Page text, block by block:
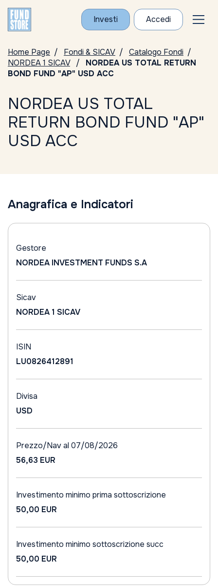
Investi Accedi
Home Page Fondi & SICAV
Catalogo Fondi
NORDEA 1 SICAV
NORDEA US TOTAL RETURN
BOND FUND "AP" USD ACC
NORDEA US TOTAL
RETURN BOND FUND "AP"
USD ACC
Anagrafica e Indicatori
Gestore
NORDEA INVESTMENT FUNDS S.A
Sicav
NORDEA 1 SICAV
ISIN
LU0826412891
Divisa
USD
Prezzo/Nav al 07/08/2026
56,63 EUR
Investimento minimo prima sottoscrizione
50,00 EUR
Investimento minimo sottoscrizione succ
50,00 EUR